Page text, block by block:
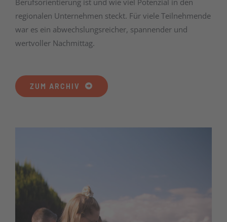
regionalen Unternehmen steckt. Für viele Teilnehmende
war es ein abwechslungsreicher, spannender und
wertvoller Nachmittag.
ZUM ARCHIV